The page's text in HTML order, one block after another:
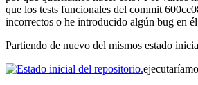
que los tests funcionales del commit
incorrectos o he introducido algún bug en
Partiendo de nuevo del mismos estado